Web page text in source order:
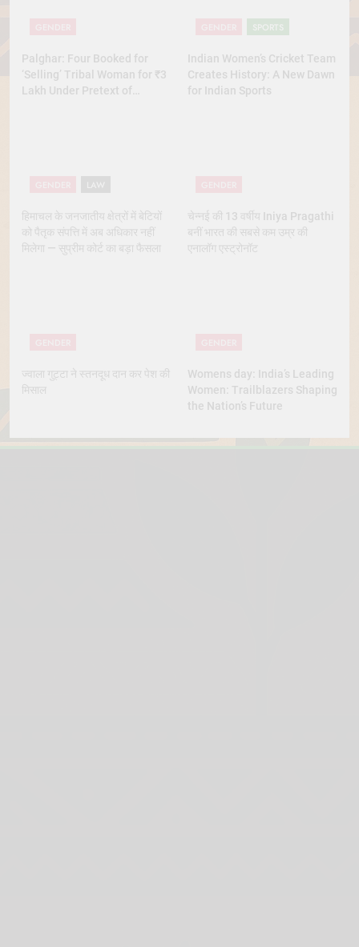
Palghar: Four Booked for
‘Selling’ Tribal Woman for ₹3
Lakh Under Pretext of
SPORTS
Indian Women’s Cricket Team
Creates History: A New Dawn
for Indian Sports
हिमाचल के जनजातीय क्षेत्रों में बेटियों
को पैतृक संपत्ति में अब अधिकार नहीं
मिलेगा — सुप्रीम कोर्ट का बड़ा फैसला
चेन्नई की 13 वर्षीय Iniya Pragathi
बनीं भारत की सबसे कम उम्र की
एनालॉग एस्ट्रोनॉट
ज्वाला गुट्टा ने स्तनदूध दान कर पेश की
मिसाल
Womens day: India’s Leading
Women: Trailblazers Shaping
the Nation’s Future